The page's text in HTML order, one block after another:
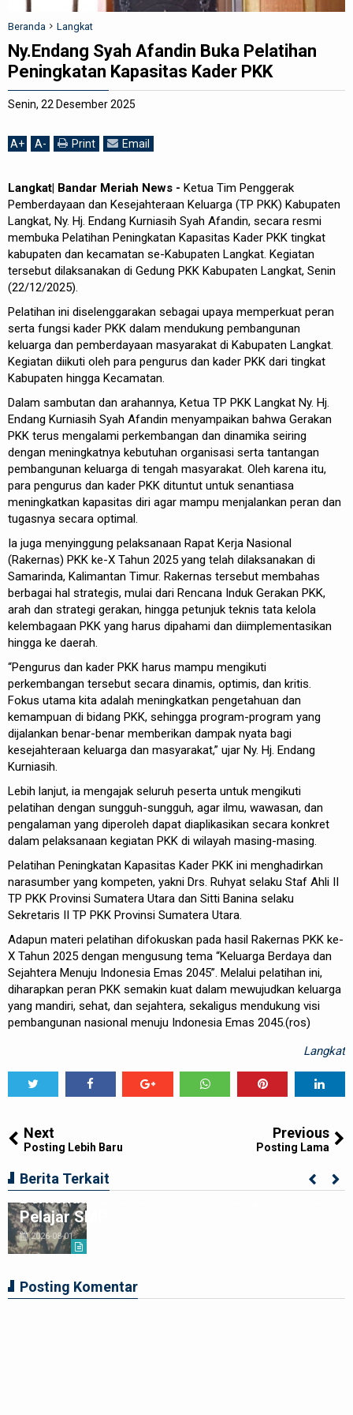
Beranda Langkat
Ny.Endang Syah Afandin Buka Pelatihan
Peningkatan Kapasitas Kader PKK
Senin, 22 Desember 2025
A+ A- Print Email
Langkat| Bandar Meriah News - Ketua Tim Penggerak
Pemberdayaan dan Kesejahteraan Keluarga (TP PKK) Kabupaten
Langkat, Ny. Hj. Endang Kurniasih Syah Afandin, secara resmi
membuka Pelatihan Peningkatan Kapasitas Kader PKK tingkat
kabupaten dan kecamatan se-Kabupaten Langkat. Kegiatan
tersebut dilaksanakan di Gedung PKK Kabupaten Langkat, Senin
(22/12/2025).
Pelatihan ini diselenggarakan sebagai upaya memperkuat peran
serta fungsi kader PKK dalam mendukung pembangunan
keluarga dan pemberdayaan masyarakat di Kabupaten Langkat.
Kegiatan diikuti oleh para pengurus dan kader PKK dari tingkat
Kabupaten hingga Kecamatan.
Dalam sambutan dan arahannya, Ketua TP PKK Langkat Ny. Hj.
Endang Kurniasih Syah Afandin menyampaikan bahwa Gerakan
PKK terus mengalami perkembangan dan dinamika seiring
dengan meningkatnya kebutuhan organisasi serta tantangan
pembangunan keluarga di tengah masyarakat. Oleh karena itu,
para pengurus dan kader PKK dituntut untuk senantiasa
meningkatkan kapasitas diri agar mampu menjalankan peran dan
tugasnya secara optimal.
Ia juga menyinggung pelaksanaan Rapat Kerja Nasional
(Rakernas) PKK ke-X Tahun 2025 yang telah dilaksanakan di
Samarinda, Kalimantan Timur. Rakernas tersebut membahas
berbagai hal strategis, mulai dari Rencana Induk Gerakan PKK,
arah dan strategi gerakan, hingga petunjuk teknis tata kelola
kelembagaan PKK yang harus dipahami dan diimplementasikan
hingga ke daerah.
“Pengurus dan kader PKK harus mampu mengikuti
perkembangan tersebut secara dinamis, optimis, dan kritis.
Fokus utama kita adalah meningkatkan pengetahuan dan
kemampuan di bidang PKK, sehingga program-program yang
dijalankan benar-benar memberikan dampak nyata bagi
kesejahteraan keluarga dan masyarakat,” ujar Ny. Hj. Endang
Kurniasih.
Lebih lanjut, ia mengajak seluruh peserta untuk mengikuti
pelatihan dengan sungguh-sungguh, agar ilmu, wawasan, dan
pengalaman yang diperoleh dapat diaplikasikan secara konkret
dalam pelaksanaan kegiatan PKK di wilayah masing-masing.
Pelatihan Peningkatan Kapasitas Kader PKK ini menghadirkan
narasumber yang kompeten, yakni Drs. Ruhyat selaku Staf Ahli II
TP PKK Provinsi Sumatera Utara dan Sitti Banina selaku
Sekretaris II TP PKK Provinsi Sumatera Utara.
Adapun materi pelatihan difokuskan pada hasil Rakernas PKK ke-
X Tahun 2025 dengan mengusung tema “Keluarga Berdaya dan
Sejahtera Menuju Indonesia Emas 2045”. Melalui pelatihan ini,
diharapkan peran PKK semakin kuat dalam mewujudkan keluarga
yang mandiri, sehat, dan sejahtera, sekaligus mendukung visi
pembangunan nasional menuju Indonesia Emas 2045.(ros)
Langkat
Next
Posting Lebih Baru
Previous
Posting Lama
Berita Terkait
Ciptakan Generasi Muda Tertib
Berkendara,Satlantas Polre Langkat Bekali
Pelajar SMP
2026-08-01
Posting Komentar
REDAKSI